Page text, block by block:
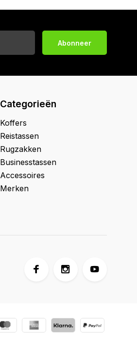
Abonneer
Categorieën
Koffers
Reistassen
Rugzakken
Businesstassen
Accessoires
Merken